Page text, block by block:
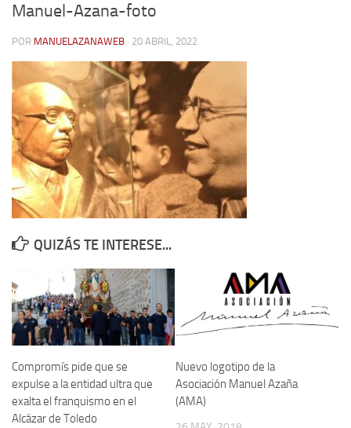
Actividades
Colabora
Contacto
Memoria Histórica
Investigación previa de la represión en Talavera de la Reina (1937-
1947).
Informe Represión en Toledo 1936-1947 | Buscador
Enciclopedia Republicana
Militantes históricos IR
Personajes republicanos
Izquierda Republicana. Agrupaciones y Militantes (1934-1939)
Izquierda Republicana. Galicia
Textos esenciales del republicanismo
Manuel-Azana-foto
POR MANUELAZANAWEB · 20 ABRIL, 2022
QUIZÁS TE INTERESE...
Compromís pide que se
expulse a la entidad ultra que
exalta el franquismo en el
Alcázar de Toledo
Nuevo logotipo de la
Asociación Manuel Azaña
(AMA)